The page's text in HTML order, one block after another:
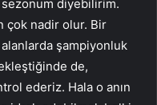
diyebilirim.
çok nadir olur. Bir
şampiyonluk
de,
ederiz. Hala o anın